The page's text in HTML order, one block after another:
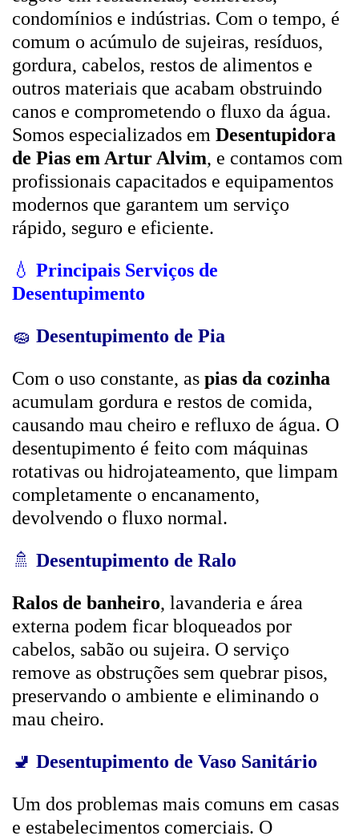
condomínios e indústrias. Com o tempo, é
comum o acúmulo de sujeiras, resíduos,
gordura, cabelos, restos de alimentos e
outros materiais que acabam obstruindo
canos e comprometendo o fluxo da água.
Somos especializados em Desentupidora
de Pias em Artur Alvim, e contamos com
profissionais capacitados e equipamentos
modernos que garantem um serviço
rápido, seguro e eficiente.
💧 Principais Serviços de
Desentupimento
🧽 Desentupimento de Pia
Com o uso constante, as pias da cozinha
acumulam gordura e restos de comida,
causando mau cheiro e refluxo de água. O
desentupimento é feito com máquinas
rotativas ou hidrojateamento, que limpam
completamente o encanamento,
devolvendo o fluxo normal.
🚿 Desentupimento de Ralo
Ralos de banheiro, lavanderia e área
externa podem ficar bloqueados por
cabelos, sabão ou sujeira. O serviço
remove as obstruções sem quebrar pisos,
preservando o ambiente e eliminando o
mau cheiro.
🚽 Desentupimento de Vaso Sanitário
Um dos problemas mais comuns em casas
e estabelecimentos comerciais. O